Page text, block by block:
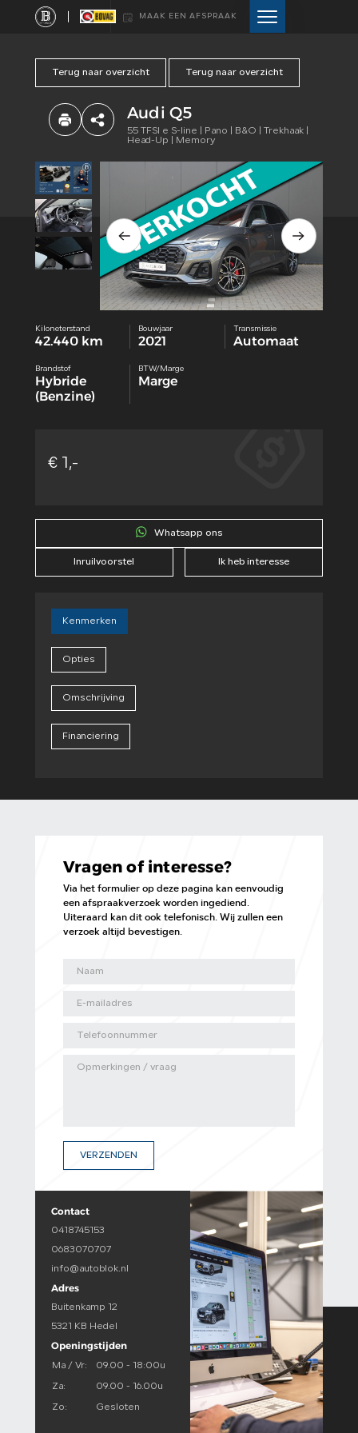
MAAK EEN AFSPRAAK
HOME
AANBOD
DIENSTEN
VERKOCHT
WEBSHOP
OVER ONS
CONTACT
Terug naar overzicht Terug naar overzicht
Audi Q5
55 TFSI e S-line | Pano | B&O | Trekhaak |
Head-Up | Memory
Kiloneterstand
42.440 km
Bouwjaar
2021
Transmissie
Automaat
Brandstof
Hybride
(Benzine)
BTW/Marge
Marge
€ 1,-
Whatsapp ons
Inruilvoorstel Ik heb interesse
Kenmerken
Opties
Omschrijving
Financiering
Vragen of interesse?
Via het formulier op deze pagina kan eenvoudig
een afspraakverzoek worden ingediend.
Uiteraard kan dit ook telefonisch. Wij zullen een
verzoek altijd bevestigen.
VERZENDEN
Contact
0418745153
0683070707
info@autoblok.nl
Adres
Buitenkamp 12
5321 KB Hedel
Openingstijden
Ma / Vr: 09.00 - 18:00u
Za: 09.00 - 16.00u
Zo: Gesloten